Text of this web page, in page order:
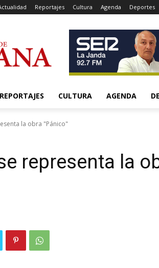
Reportajes Cultura Agenda Deportes
REPORTAJES CULTURA AGENDA
la obra "Pánico"
representa la